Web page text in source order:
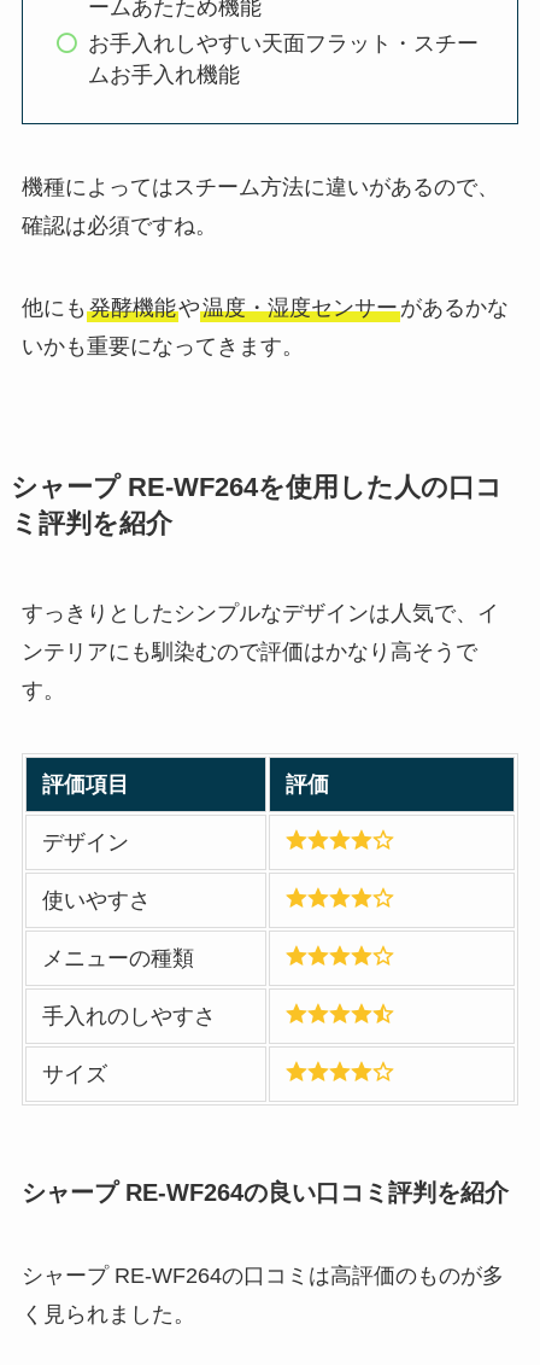
ームあたため機能
お手入れしやすい天面フラット・スチー
ムお手入れ機能
機種によってはスチーム方法に違いがあるので、
確認は必須ですね。
他にも 発酵機能や温度・湿度センサーがあるかな
いかも重要になってきます。
シャープ RE-WF264を使用した人の口コ
ミ評判を紹介
すっきりとしたシンプルなデザインは人気で、イ
ンテリアにも馴染むので評価はかなり高そうで
す。
評価項目 評価
デザイン
使いやすさ
メニューの種類
手入れのしやすさ
サイズ
シャープ RE-WF264の良い口コミ評判を紹介
シャープ RE-WF264の口コミは高評価のものが多
く見られました。